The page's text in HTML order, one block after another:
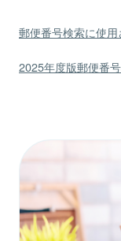
郵便番号検索に使
2025年度版郵便番